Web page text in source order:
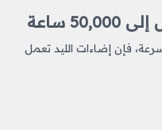
فإن إضاءات الليد تعمل